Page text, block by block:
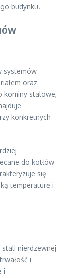
budynku.
systemów
oraz
kominy stalowe,
konkretnych
do kotłów
się
temperaturę i
nierdzewnej
i
i